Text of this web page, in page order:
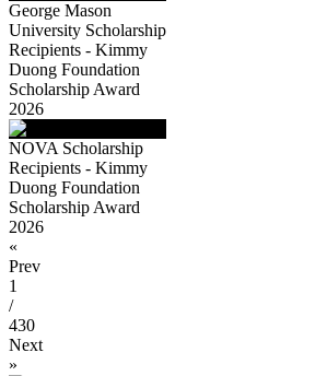
George Mason
University Scholarship
Recipients - Kimmy
Duong Foundation
Scholarship Award
2026
NOVA Scholarship
Recipients - Kimmy
Duong Foundation
Scholarship Award
2026
«
Prev
1
/
430
Next
»